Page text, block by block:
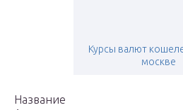
Курсы валют
москве
Название